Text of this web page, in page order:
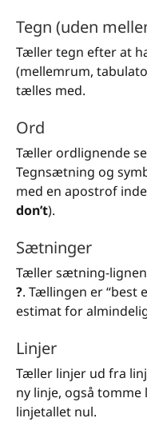
Tegn (uden
Tæller tegn efter at
(mellemrum,
tælles med.
Ord
Tæller ordlignende
Tegnsætning og
med en apostrof
don’t).
Sætninger
Tæller sætning-
?. Tællingen er
estimat for
Linjer
Tæller linjer ud fra
ny linje, også
linjetallet nul.